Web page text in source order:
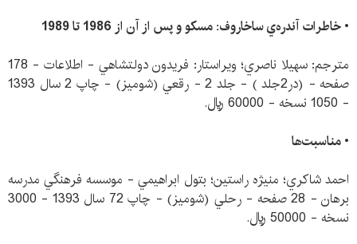
•خاطرات آندره‌ي ساخاروف: مسكو و پس از آن از 1986 تا 1989
مترجم: سهيلا ناصري؛ ويراستار: فريدون دولتشاهي - اطلاعات - 178
صفحه - (در2جلد ) - جلد 2 - رقعي (شوميز) - چاپ 2 سال 1393
- 1050 نسخه - 60000 ريال.
•مناسبت‌ها
احمد شاكري؛ منيژه راستين؛ بتول ابراهيمي - موسسه‌ فرهنگي‌ مدرسه
‌برهان - 28 صفحه - رحلي (شوميز) - چاپ 72 سال 1393 - 3000
نسخه - 50000 ريال.